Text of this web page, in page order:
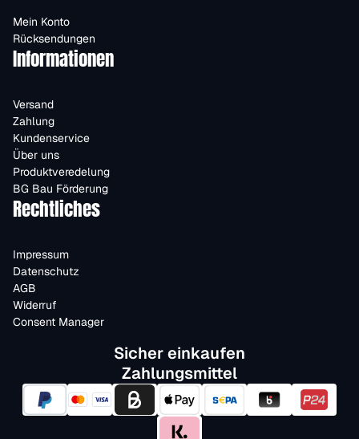
Mein Konto
Rücksendungen
Informationen
Versand
Zahlung
Kundenservice
Über uns
Produktveredelung
BG Bau Förderung
Rechtliches
Impressum
Datenschutz
AGB
Widerruf
Consent Manager
Sicher einkaufen
Zahlungsmittel